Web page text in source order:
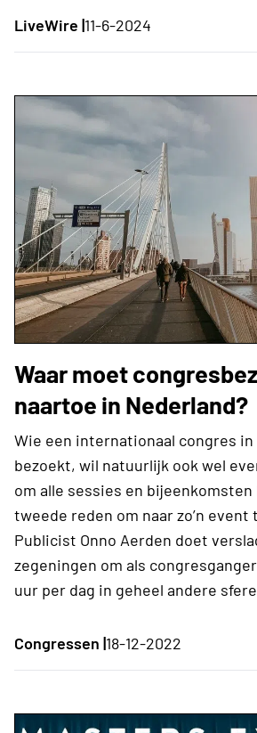
LiveWire |11-6-2024
Waar moet
naartoe in Nederland?
Wie een internationaal congres in
bezoekt, wil natuurlijk ook wel
om alle sessies en bijeenkomsten
tweede reden om naar zo’n event
Publicist Onno Aerden doet
zegeningen om als
uur per dag in geheel andere
Congressen |18-12-2022